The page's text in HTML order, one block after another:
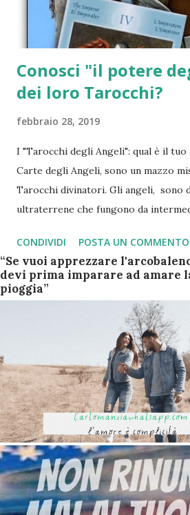
vostri pensieri, di trasgredire. Non
Conosci "il potere
dei loro Tarocchi?
febbraio 28, 2019
I "Tarocchi degli Angeli": qual è il tuo
Carte degli Angeli, sono un mazzo
Tarocchi divinatori. Gli angeli, sono
ultraterrene che fungono da
custode, che riceve alla nascita e che
tutta la sua vita. Scopri come
Alati o no, li troviamo spesso in
rappresentazioni religiose. Sono
degli uomini, sono degli spiriti di
sovraumane . Creati da Dio, la loro
assisterci nella vita di tutti i giorni.
noi e ci indicano la strada migliore da
siamo credenti o no, gli angeli ci
giorno, per assisterci e fare luce
volta che il contatto è presente,
chi li ha richiamati. Sono ...
CONDIVIDI POSTA UN COMMENTO
“Se vuoi apprezzare
devi prima imparare ad amare
pioggia”